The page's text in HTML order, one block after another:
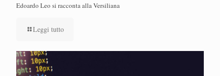
Edoardo Leo si racconta alla Versiliana
Leggi tutto